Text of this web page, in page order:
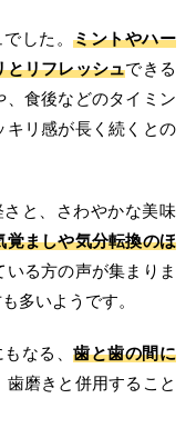
でした。ミントやハー
とリフレッシュできる
、食後などのタイミン
キリ感が長く続くとの
と、さわやかな美味
覚ましや気分転換のほ
いる方の声が集まりま
多いようです。
もなる、歯と歯の間に
歯磨きと併用すること